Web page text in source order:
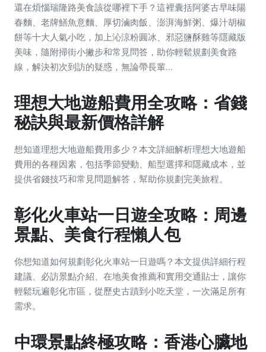
還在煩惱瑞隆路美食該從哪裡下手？這裡囊括阿婆古早味陽
春麵、老牌鱔魚意麵、厚切滷肉飯、澎湃海鮮粥、爆汁胡椒
餅等十大人氣小吃，加上沁涼粉圓冰、邪惡鹽酥雞等隱藏版
美味，隨附掃街小撇步和常見問答，助你輕鬆規劃美食路
線，解決初次到訪的疑惑，無論帶長輩...
理想大地遊船費用全攻略：省錢
秘訣與最新價格詳解
想知道理想大地遊船費用多少？本文詳細解析理想大地遊船
費用的各種因素，包括季節變動、船型選擇和隱藏成本，並
提供省錢技巧和常見問題解答，幫助你規劃完美旅程。
彰化火車站一日遊全攻略：周邊
景點、美食行程懶人包
你想知道如何規劃彰化火車站一日遊嗎？本文提供詳細行程
建議、必訪景點介紹、在地美食推薦和實用交通貼士，讓你
輕鬆玩遍彰化市區，從歷史古蹟到小吃天堂，一次滿足所有
需求。
中環景點終極攻略：香港心臟地